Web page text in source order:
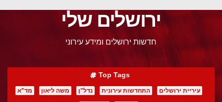
ירושלים שלי
חדשות ירושלים ומידע עירוני
Top Tags
עיריית ירושלים התחדשות עירונית נדל"ן משה ליאון מד"א